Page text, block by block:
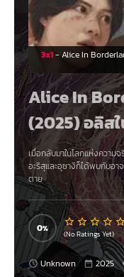
3x1- Alice In
Alice In
(2025) อลิส
เมื่อกลับมาในโลกแห่งความ
อะริสุและอุซางิก็ได้พบกับอ
ตาย
0 (No Ratings Yet)
Unknown 2025